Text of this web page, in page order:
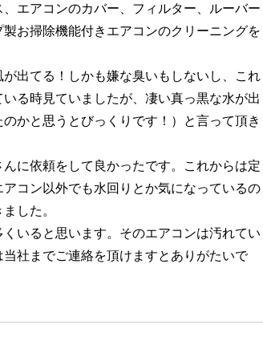
エアコンのカバー、フィルター、ルーバー
お掃除機能付きエアコンのクリーニングを
出てる！しかも嫌な臭いもしないし、これ
る時見ていましたが、凄い真っ黒な水が出
かと思うとびっくりです！）と言って頂き
に依頼をして良かったです。これからは定
コン以外でも水回りとか気になっているの
した。
いると思います。そのエアコンは汚れてい
社までご連絡を頂けますとありがたいで